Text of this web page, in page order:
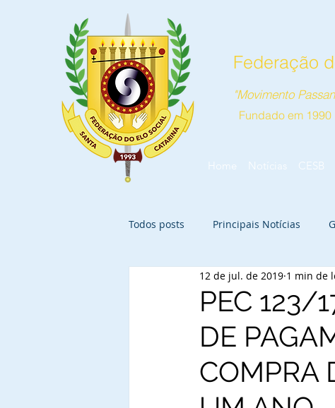
Federação
"Movimento
Fundado em 1990
Home Notícias CESB
Todos posts Principais Notícias
PEC 123/
DE
COMPRA
12 de jul. de 2019 1 min de